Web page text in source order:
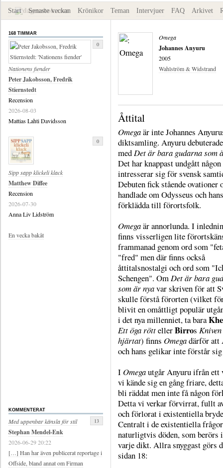
Start Senaste veckan Krönikor Teman Intervjuer FAQ Arkivet
Omega
Johannes Anyuru
2005
Wahlström & Widstrand
Åttital
Omegaär inte Johannes
diktsamling. Anyuru
med Det är bara gudarna som
Det har knappast undgått
intresserar sig för svensk
Debuten fick stående ovationer
handlade om Odysseus och
förklädda till förortsfolk.
Omegaär annorlunda. I
finns visserligen lite
frammanad genom ord som
"fred" men där finns också
åttitalsnostalgi och ord som
Schengen". Om Det är bara
som är nyavar skriven för att
skulle förstå förorten (vilket
blivit en omåttligt populär
i det nya millenniet, ta bara
Ett öga röttellerBirros
hjärtat) finns Omegadärför att
och hans gelikar inte förstår
I Omegautgår Anyuru ifrån ett
vi kände sig en gång friare,
bli räddat men inte få någon
Detta vi verkar förvirrat, fullt
och förlorat i existentiella
Centralt i de existentiella
naturligtvis döden, som berörs
varje dikt. Allra snyggast görs
sidan 18:
168 TIMMAR
Nationens fiender
Peter Jakobsson, Fredrik
Stiernstedt
Recension
2026-08-03
Mattias Lahti Davidsson
0
Sipp sapp klickeli klack
Matthew Diffee
Recension
2026-07-30
Anna Liv Lidström
0
En vecka bakåt
KOMMENTERAT
Med uppenbar känsla för stil
Stephan Mendel-Enk
2026-06-29 20:22
[…] Han har även publicerat reportage i
Offside, bland annat om Firman
13